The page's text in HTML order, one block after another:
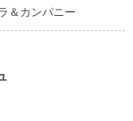
＆カンパニー